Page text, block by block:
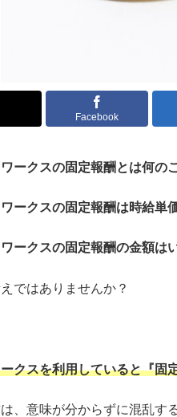
Facebook
ワークスの固定報酬とは何の
ワークスの固定報酬は時給単
ワークスの固定報酬の金額は
ではありませんか？
クスを利用していると『固
、意味が分からずに混乱す